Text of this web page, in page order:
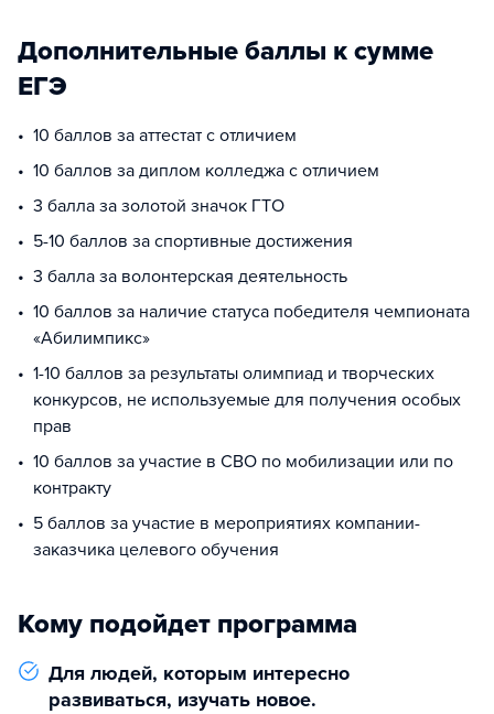
Дополнительные баллы к сумме
ЕГЭ
10 баллов за аттестат с отличием
10 баллов за диплом колледжа с отличием
3 балла за золотой значок ГТО
5-10 баллов за спортивные достижения
3 балла за волонтерская деятельность
10 баллов за наличие статуса победителя чемпионата
«Абилимпикс»
1-10 баллов за результаты олимпиад и творческих
конкурсов, не используемые для получения особых
прав
10 баллов за участие в СВО по мобилизации или по
контракту
5 баллов за участие в мероприятиях компании-
заказчика целевого обучения
Кому подойдет программа
Для людей, которым интересно
развиваться, изучать новое.